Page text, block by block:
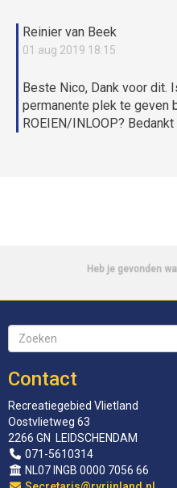
Reinier van Beek
01 aug 2019 18:15
Beste Nico, Dank voor dit.
permanente plek te geven
ROEIEN/INLOOP? Bedankt
Heb je gevonden
Contact
Recreatiegebied Vlietland
Oostvlietweg 63
2266 GN LEIDSCHENDAM
071-5610314
NL07 INGB 0000 7056 66